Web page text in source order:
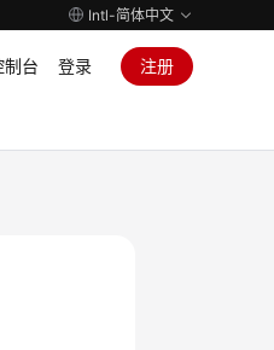
Intl-简体中文
制台 登录 注册